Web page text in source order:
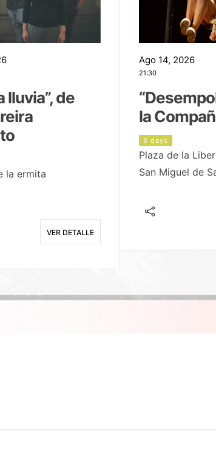
lluvia”, de
la ermita
VER DETALLE
Ago 14, 2026
21:30
la
8 days
Plaza de la
San Miguel de